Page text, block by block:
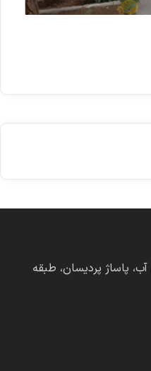
پاساژ پردیسان، طبقه